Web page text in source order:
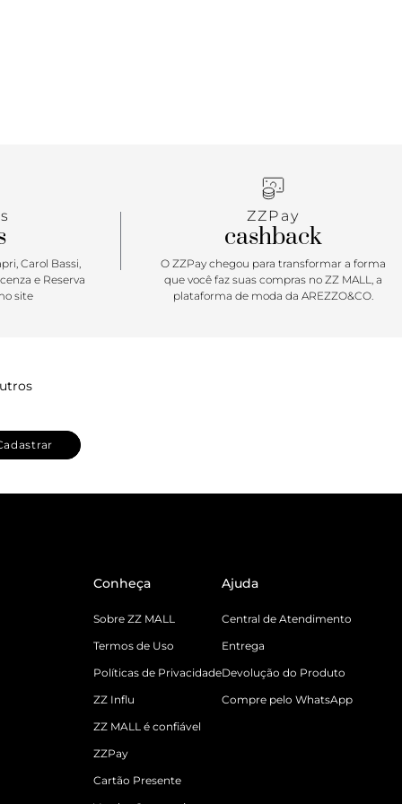
Carol Bassi,
e Reserva
site
ZZPay
cashback
O ZZPay chegou para transformar a forma
que você faz suas compras no ZZ MALL, a
plataforma de moda da AREZZO&CO.
Conheça
Sobre ZZ MALL
Termos de Uso
Políticas de Privacidade
ZZ Influ
ZZ MALL é confiável
ZZPay
Cartão Presente
Ajuda
Central de Atendimento
Entrega
Devolução do Produto
Compre pelo WhatsApp